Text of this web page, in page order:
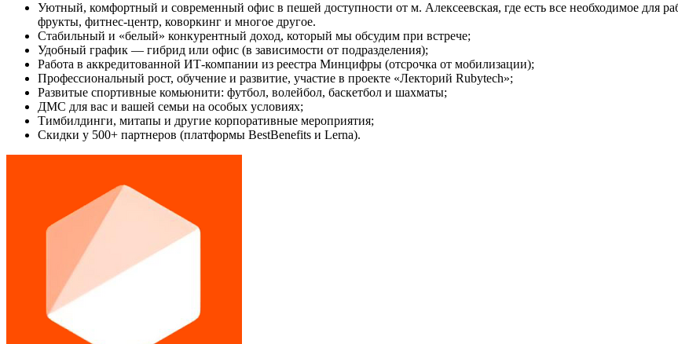
Уютный, комфортный и современный офис в пешей доступности от м. Алексеевская, где есть все необходимое для
фрукты, фитнес-центр, коворкинг и многое другое.
Стабильный и «белый» конкурентный доход, который мы обсудим при встрече;
Удобный график — гибрид или офис (в зависимости от подразделения);
Работа в аккредитованной ИТ-компании из реестра Минцифры (отсрочка от мобилизации);
Профессиональный рост, обучение и развитие, участие в проекте «Лекторий Rubytech»;
Развитые спортивные комьюнити: футбол, волейбол, баскетбол и шахматы;
ДМС для вас и вашей семьи на особых условиях;
Тимбилдинги, митапы и другие корпоративные мероприятия;
Скидки у 500+ партнеров (платформы BestBenefits и Lerna).